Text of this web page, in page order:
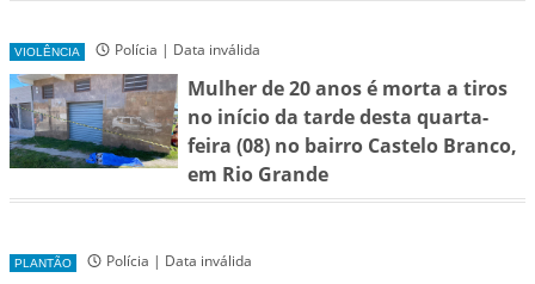
VIOLÊNCIA Polícia | Data inválida
Mulher de 20 anos é morta a tiros
no início da tarde desta quarta-
feira (08) no bairro Castelo Branco,
em Rio Grande
PLANTÃO Polícia | Data inválida